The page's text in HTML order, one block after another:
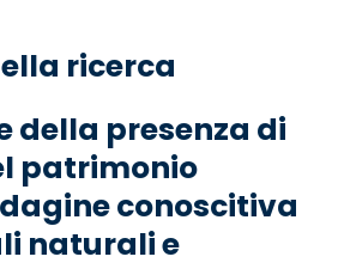
ricerca
della presenza di
patrimonio
conoscitiva
naturali e